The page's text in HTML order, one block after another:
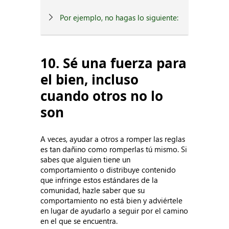
Por ejemplo, no hagas lo siguiente:
10. Sé una fuerza para
el bien, incluso
cuando otros no lo
son
A veces, ayudar a otros a romper las reglas
es tan dañino como romperlas tú mismo. Si
sabes que alguien tiene un
comportamiento o distribuye contenido
que infringe estos estándares de la
comunidad, hazle saber que su
comportamiento no está bien y adviértele
en lugar de ayudarlo a seguir por el camino
en el que se encuentra.